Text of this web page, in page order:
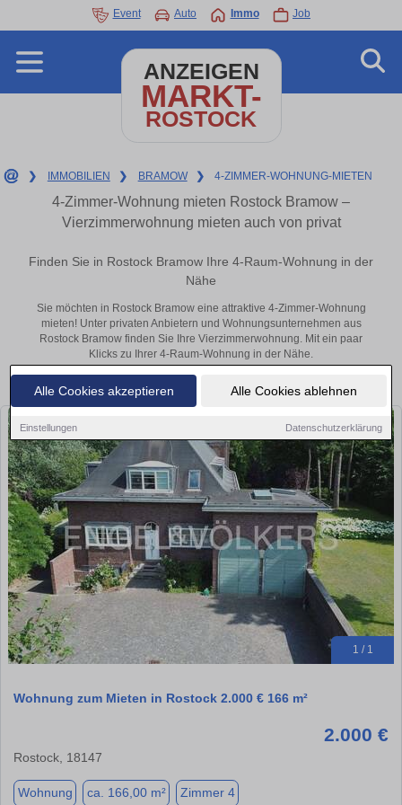
Alle Cookies akzeptieren Alle Cookies ablehnen
Einstellungen Datenschutzerklärung
Event Auto Immo Job
ANZEIGEN
MARKT-
ROSTOCK
❯ IMMOBILIEN ❯ BRAMOW ❯ 4-ZIMMER-WOHNUNG-MIETEN
4-Zimmer-Wohnung mieten Rostock Bramow –
Vierzimmerwohnung mieten auch von privat
Finden Sie in Rostock Bramow Ihre 4-Raum-Wohnung in der
Nähe
Sie möchten in Rostock Bramow eine attraktive 4-Zimmer-Wohnung
mieten! Unter privaten Anbietern und Wohnungsunternehmen aus
Rostock Bramow finden Sie Ihre Vierzimmerwohnung. Mit ein paar
Klicks zu Ihrer 4-Raum-Wohnung in der Nähe.
Aktuelle Wohnung zum mieten
1 / 1
Wohnung zum Mieten in Rostock 2.000 € 166 m²
2.000 €
Rostock, 18147
Wohnung ca. 166,00 m² Zimmer 4